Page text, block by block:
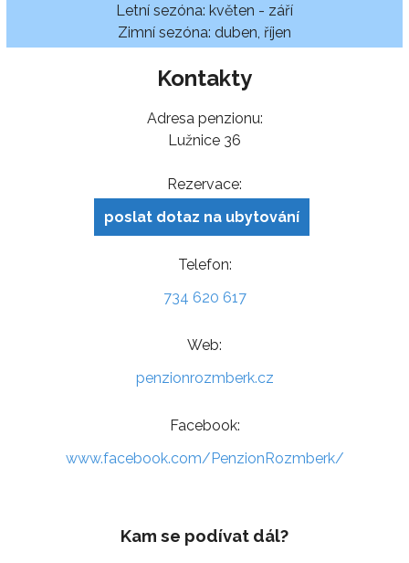
Letní sezóna: květen - září
Zimní sezóna: duben, říjen
Kontakty
Adresa penzionu:
Lužnice 36
Rezervace:
poslat dotaz na ubytování
Telefon:
734 620 617
Web:
penzionrozmberk.cz
Facebook:
www.facebook.com/PenzionRozmberk/
Kam se podívat dál?